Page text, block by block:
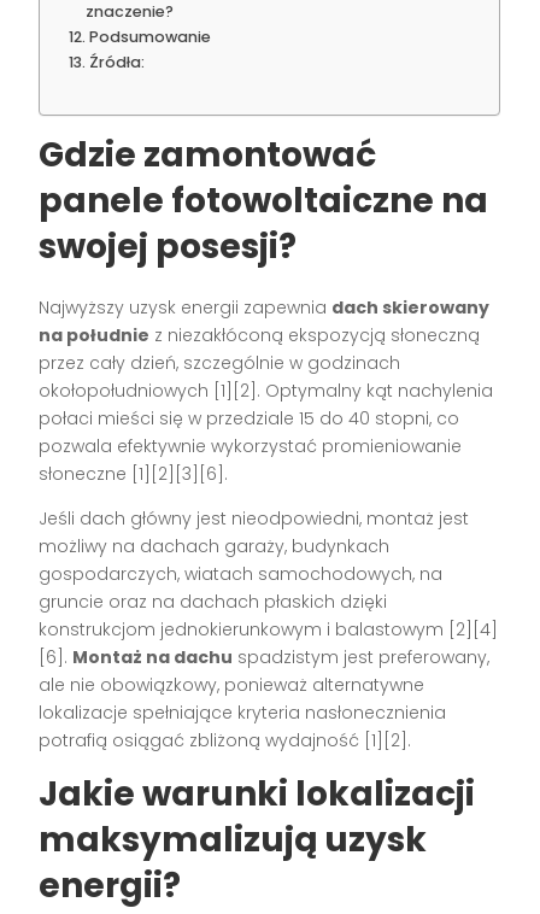
znaczenie?
Podsumowanie
Źródła:
Gdzie zamontować
panele fotowoltaiczne na
swojej posesji?
Najwyższy uzysk energii zapewnia dach skierowany
na południe z niezakłóconą ekspozycją słoneczną
przez cały dzień, szczególnie w godzinach
okołopołudniowych [1][2]. Optymalny kąt nachylenia
połaci mieści się w przedziale 15 do 40 stopni, co
pozwala efektywnie wykorzystać promieniowanie
słoneczne [1][2][3][6].
Jeśli dach główny jest nieodpowiedni, montaż jest
możliwy na dachach garaży, budynkach
gospodarczych, wiatach samochodowych, na
gruncie oraz na dachach płaskich dzięki
konstrukcjom jednokierunkowym i balastowym [2][4]
[6]. Montaż na dachu spadzistym jest preferowany,
ale nie obowiązkowy, ponieważ alternatywne
lokalizacje spełniające kryteria nasłonecznienia
potrafią osiągać zbliżoną wydajność [1][2].
Jakie warunki lokalizacji
maksymalizują uzysk
energii?